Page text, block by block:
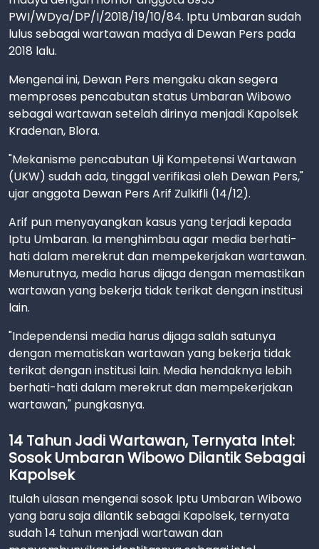
PWI/WDya/DP/I/2018/19/10/84. Iptu Umbaran sudah
lulus sebagai wartawan madya di Dewan Pers pada
2018 lalu.
Mengenai ini, Dewan Pers mengaku akan segera
memproses pencabutan status Umbaran Wibowo
sebagai wartawan setelah dirinya menjadi Kapolsek
Kradenan, Blora.
"Mekanisme pencabutan Uji Kompetensi Wartawan
(UKW) sudah ada, tinggal verifikasi oleh Dewan Pers,"
ujar anggota Dewan Pers Arif Zulkifli (14/12).
Arif pun menyayangkan kasus yang terjadi kepada
Iptu Umbaran. Ia menghimbau agar media berhati-
hati dalam merekrut dan mempekerjakan wartawan.
Menurutnya, media harus dijaga dengan memastikan
wartawan yang bekerja tidak terikat dengan institusi
lain.
"Independensi media harus dijaga salah satunya
dengan mematiskan wartawan yang bekerja tidak
terikat dengan institusi lain. Media hendaknya lebih
berhati-hati dalam merekrut dan mempekerjakan
wartawan," pungkasnya.
14 Tahun Jadi Wartawan, Ternyata Intel:
Sosok Umbaran Wibowo Dilantik Sebagai
Kapolsek
Itulah ulasan mengenai sosok Iptu Umbaran Wibowo
yang baru saja dilantik sebagai Kapolsek, ternyata
sudah 14 tahun menjadi wartawan dan